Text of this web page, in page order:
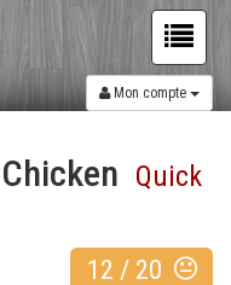
Mon compte
Quick
12 / 20